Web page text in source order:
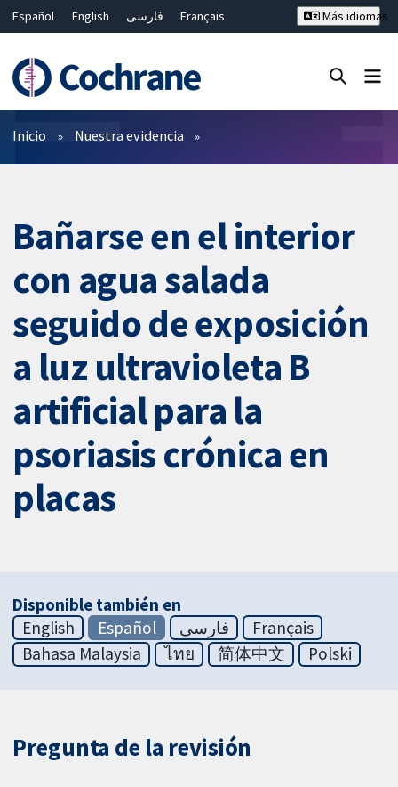
Español English فارسی
Français
Bahasa Malaysia
ไทย 繁體中文
Más idiomas
Filtros
Inicio Nuestra evidencia
Bañarse en el interior
con agua salada
seguido de exposición
a luz ultravioleta B
artificial para la
psoriasis crónica en
placas
Disponible también en
English
Español فارسی
Français
Bahasa Malaysia
ไทย 简体中文 Polski
Pregunta de la revisión